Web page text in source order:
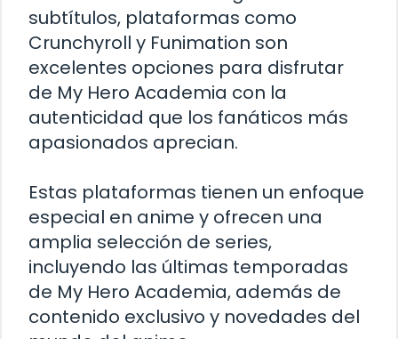
subtítulos, plataformas como
Crunchyroll y Funimation son
excelentes opciones para disfrutar
de My Hero Academia con la
autenticidad que los fanáticos más
apasionados aprecian.
Estas plataformas tienen un enfoque
especial en anime y ofrecen una
amplia selección de series,
incluyendo las últimas temporadas
de My Hero Academia, además de
contenido exclusivo y novedades del